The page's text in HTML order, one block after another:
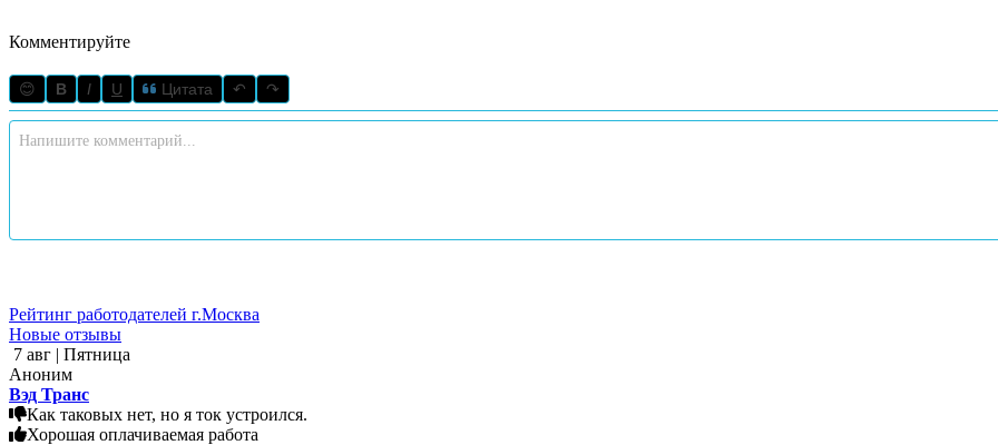
Комментируйте
😊 B I U Цитата ↶ ↷
Рейтинг работодателей г.Москва
Новые отзывы
7 авг | Пятница
Аноним
Вэд Транс
Как таковых нет, но я ток устроился.
Хорошая оплачиваемая работа